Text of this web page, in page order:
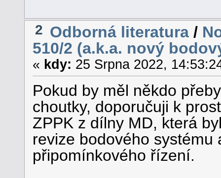
2 Odborná literatura /
510/2 (a.k.a. nový
« kdy: 25 Srpna 2022,
Pokud by měl někdo
choutky, doporučuji k
ZPPK z dílny MD, která
revize bodového
připomínkového řízení.